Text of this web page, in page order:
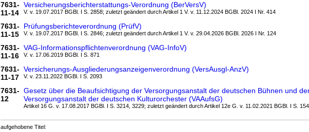
7631-
11-14
Versicherungsberichterstattungs-Verordnung (BerVersV)
V. v. 19.07.2017 BGBl. I S. 2858; zuletzt geändert durch Artikel 1 V. v. 11.12.2024 BGBl. 2024 I Nr. 414
7631-
11-15
Prüfungsberichteverordnung (PrüfV)
V. v. 19.07.2017 BGBl. I S. 2846; zuletzt geändert durch Artikel 1 V. v. 29.04.2026 BGBl. 2026 I Nr. 124
7631-
11-16
VAG-Informationspflichtenverordnung (VAG-InfoV)
V. v. 17.06.2019 BGBl. I S. 871
7631-
11-17
Versicherungs-Ausgliederungsanzeigenverordnung (VersAusgl-AnzV)
V. v. 23.11.2022 BGBl. I S. 2093
7631-
12
Gesetz über die Beaufsichtigung der Versorgungsanstalt der deutschen Bühnen und
Versorgungsanstalt der deutschen Kulturorchester (VAAufsG)
Artikel 16 G. v. 17.08.2017 BGBl. I S. 3214, 3229; zuletzt geändert durch Artikel 12e G. v. 11.02.2021 BGBl. I S. 154
aufgehobene Titel: